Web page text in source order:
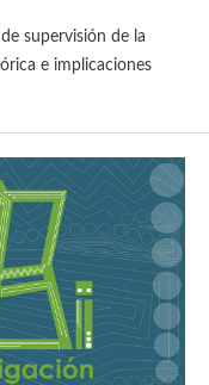
supervisión de la
e implicaciones